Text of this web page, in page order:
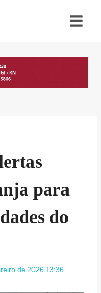
para
do
de 2026 13:36